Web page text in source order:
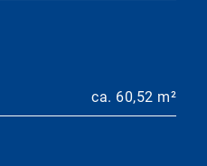
ca. 60,52 m²